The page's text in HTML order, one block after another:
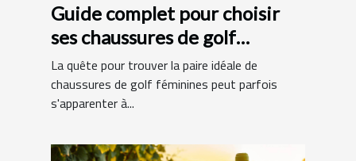
Guide complet pour choisir
ses chaussures de golf
féminines
La quête pour trouver la paire idéale de
chaussures de golf féminines peut parfois
s'apparenter à...